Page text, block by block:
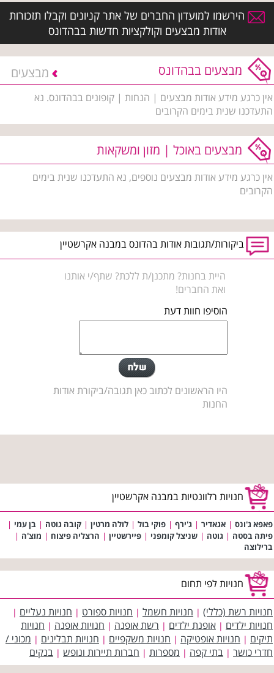
הירשמו למועדון החברים של אתר קניונים וקבלו תזכורות
אודות מבצעים וקולקציות חדשות בבהדונס
מבצעים בבהדונס מבצעים
אין כרגע מידע אודות מבצעים | הנחות | קופונים בבהדונס. נא
התעדכנו שנית בימים הקרובים
מבצעים באוכל | מזון ומשקאות
אין כרגע מידע אודות מבצעים נוספים, נא התעדכנו שנית בימים
הקרובים
ביקורות/תגובות אודות בהדונס במבנה אקרשטיין
היית בחנות? מתכנן/ת ללכת? שתף/י אותנו
ואת החברים!
הוסיפו חוות דעת
היו הראשונים לכתוב כאן תגובה/ביקורת אודות
החנות
חנויות רלוונטיות במבנה אקרשטיין
פאפא ג'ונס | אגאדיר | ג'ירף | פוקי בול | לולה מרטין | קובה גוטה | בן עמי |
פיתה בסטה | גוטה | שניצל קומפני | פיירשטיין | הרצליה פיצוח | מוצ'ה |
ברילוצה
חנויות לפי תחום
חנויות רשת (כללי) | חנויות חשמל | חנויות ספורט | חנויות נעליים |
חנויות ילדים | אופנת ילדים | רשת אופנה | חנויות אופנה | חנויות
תיקים | חנויות אופטיקה | חנויות משקפיים | חנויות תבלינים | מכוני /
חדרי כושר | בתי קפה | מספרות | חברות תיירות ונופש | בנקים